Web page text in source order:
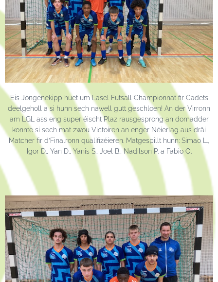
Eis Jongenekipp huet um Lasel Futsall Championnat fir Cadets
deelgeholl a si hunn sech nawell gutt geschloen! An der Virronn
am LGL ass eng super éischt Plaz rausgesprong an domadder
konnte si sech mat zwou Victoiren an enger Néierlag aus dräi
Matcher fir d’Finalronn qualifizéieren. Matgespillt hunn: Simao L.,
Igor D., Yan D., Yanis S., Joel B., Nadilson P. a Fabio O.